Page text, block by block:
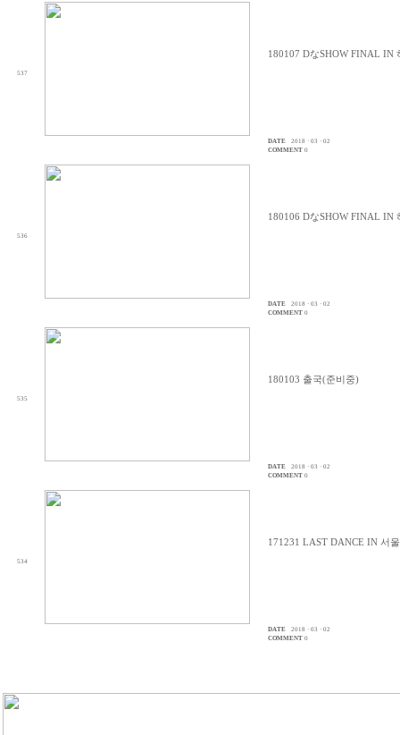
537
180107 DなSHOW FINAL IN
DATE
2018 · 03 · 02
COMMENT 0
536
180106 DなSHOW FINAL IN
DATE
2018 · 03 · 02
COMMENT 0
535
180103 출국(준비중)
DATE
2018 · 03 · 02
COMMENT 0
534
171231 LAST DANCE IN 서
DATE
2018 · 03 · 02
COMMENT 0